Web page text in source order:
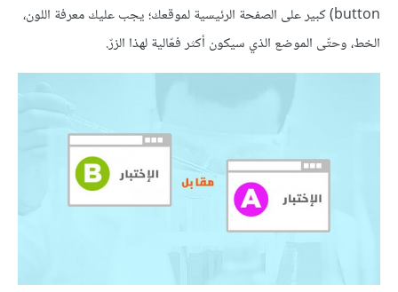
button) كبير على الصفحة الرئيسية لموقعك؛ يجب عليك معرفة اللون،
الخط، وحتّى الموضع الذي سيكون أكثر فعّالية لهذا الزرّ.